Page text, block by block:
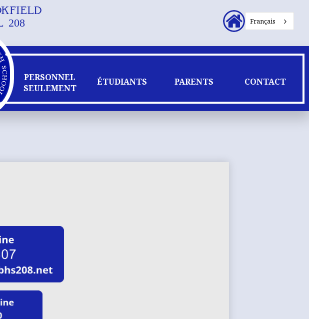
208
PERSONNEL
SEULEMENT
ÉTUDIANTS PARENTS CONTACT
En-
tête
secondaires
Français